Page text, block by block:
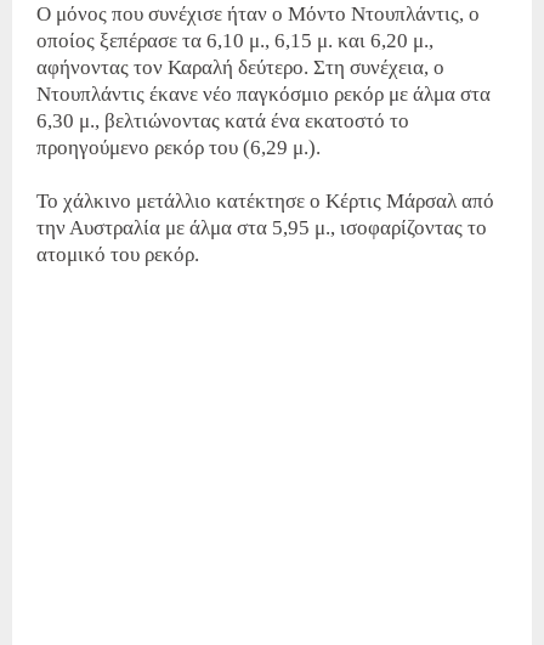
Ο μόνος που συνέχισε ήταν ο Μόντο Ντουπλάντις, ο
οποίος ξεπέρασε τα 6,10 μ., 6,15 μ. και 6,20 μ.,
αφήνοντας τον Καραλή δεύτερο. Στη συνέχεια, ο
Ντουπλάντις έκανε νέο παγκόσμιο ρεκόρ με άλμα στα
6,30 μ., βελτιώνοντας κατά ένα εκατοστό το
προηγούμενο ρεκόρ του (6,29 μ.).
Το χάλκινο μετάλλιο κατέκτησε ο Κέρτις Μάρσαλ από
την Αυστραλία με άλμα στα 5,95 μ., ισοφαρίζοντας το
ατομικό του ρεκόρ.